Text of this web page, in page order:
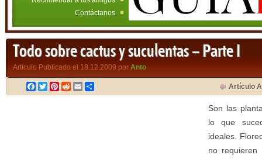
Contáctanos
Todo sobre cactus y suculentas – Parte I
Artículo Publicado el 18.12.2009 por Anto
Facebook
TwitterPinterest
RedditEmail Artículo
Son las
lo que
ideales.
no requieren